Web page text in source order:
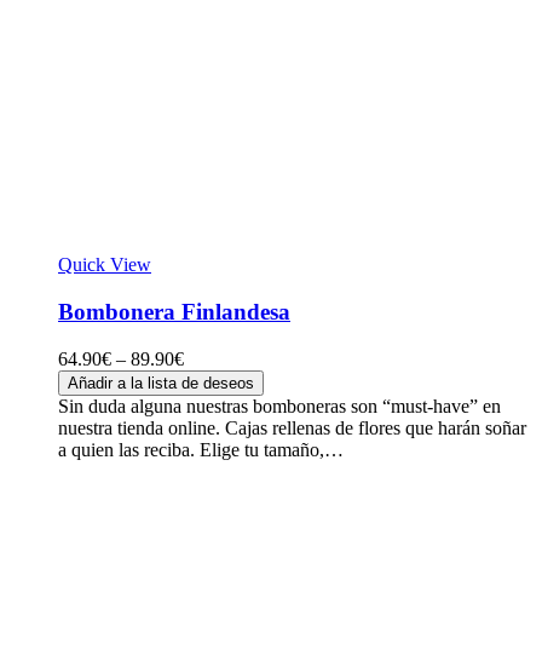
Quick View
Bombonera Finlandesa
64.90€ – 89.90€
Añadir a la lista de deseos
Sin duda alguna nuestras bomboneras son “must-have” en
nuestra tienda online. Cajas rellenas de flores que harán soñar
a quien las reciba. Elige tu tamaño,…